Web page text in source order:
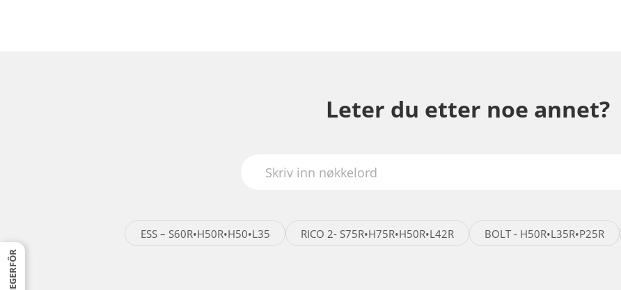
Leter du etter noe annet?
ESS – S60R•H50R•H50•L35 RICO 2- S75R•H75R•H50R•L42R BOLT - H50R•L35R•P25R
JEGERFÔR